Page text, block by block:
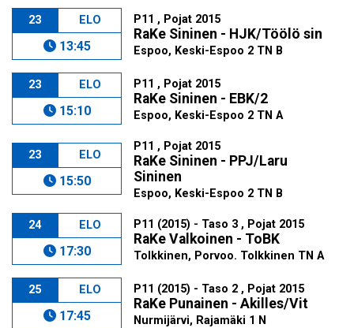
23 ELO
13:45
P11 , Pojat 2015
RaKe Sininen - HJK/Töölö sin
Espoo, Keski-Espoo 2 TN B
23 ELO
15:10
P11 , Pojat 2015
RaKe Sininen - EBK/2
Espoo, Keski-Espoo 2 TN A
23 ELO
15:50
P11 , Pojat 2015
RaKe Sininen - PPJ/Laru
Sininen
Espoo, Keski-Espoo 2 TN B
24 ELO
17:30
P11 (2015) - Taso 3 , Pojat 2015
RaKe Valkoinen - ToBK
Tolkkinen, Porvoo. Tolkkinen TN A
25 ELO
17:45
P11 (2015) - Taso 2 , Pojat 2015
RaKe Punainen - Akilles/Vit
Nurmijärvi, Rajamäki 1 N